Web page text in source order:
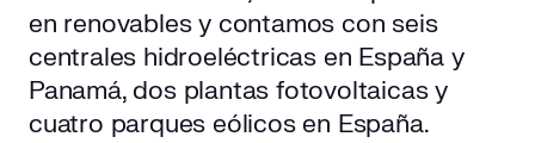
en renovables y contamos con seis
centrales hidroeléctricas en España y
Panamá, dos plantas fotovoltaicas y
cuatro parques eólicos en España.